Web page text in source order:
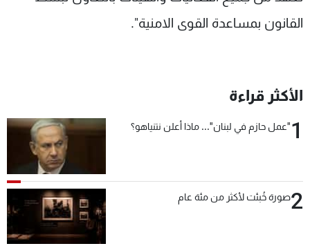
القانون بمساعدة القوى الامنية".
الأكثر قراءة
1"عمل حازم في لبنان"... ماذا أعلن نتنياهو؟
2صورة خُبئت لأكثر من مئة عام